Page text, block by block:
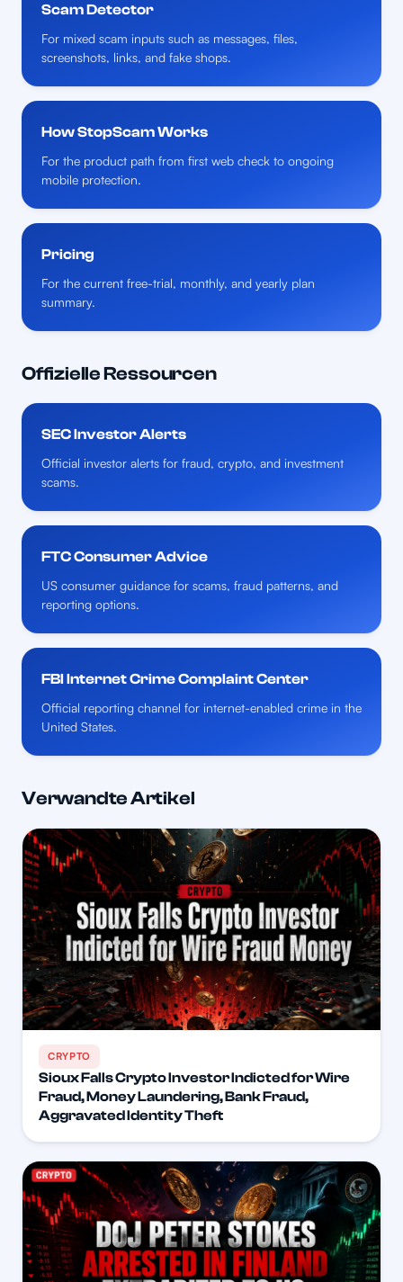
Scam Detector
For mixed scam inputs such as messages, files,
screenshots, links, and fake shops.
How StopScam Works
For the product path from first web check to ongoing
mobile protection.
Pricing
For the current free-trial, monthly, and yearly plan
summary.
Offizielle Ressourcen
SEC Investor Alerts
Official investor alerts for fraud, crypto, and investment
scams.
FTC Consumer Advice
US consumer guidance for scams, fraud patterns, and
reporting options.
FBI Internet Crime Complaint Center
Official reporting channel for internet-enabled crime in the
United States.
Verwandte Artikel
CRYPTO
Sioux Falls Crypto Investor Indicted for Wire
Fraud, Money Laundering, Bank Fraud,
Aggravated Identity Theft